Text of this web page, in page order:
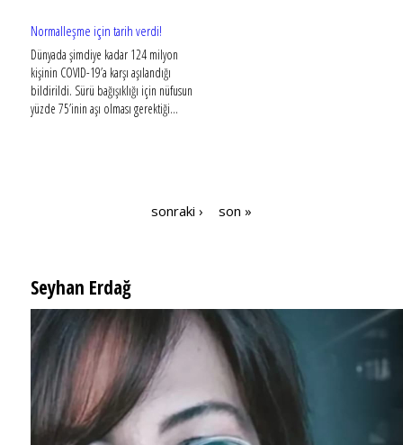
Normalleşme için tarih verdi!
Dünyada şimdiye kadar 124 milyon
kişinin COVID-19’a karşı aşılandığı
bildirildi. Sürü bağışıklığı için nüfusun
yüzde 75’inin aşı olması gerektiği...
Bilim Kurulu üyesi Ateş Kara'dan 'kan
sulandırıcı' uyarısı: Uzak durun
Sağlık Bakanlığı Koronavirüs Bilim
Kurulu Üyesi Prof. Dr. Ateş Kara,
koronavirüs tedavisinde kullanılan kan
sonraki › son »
Seyhan Erdağ
SEYHAN ERDAĞ YAZDI: Peki Mehmet Ali Erbil bu evliliği neden yaptı?